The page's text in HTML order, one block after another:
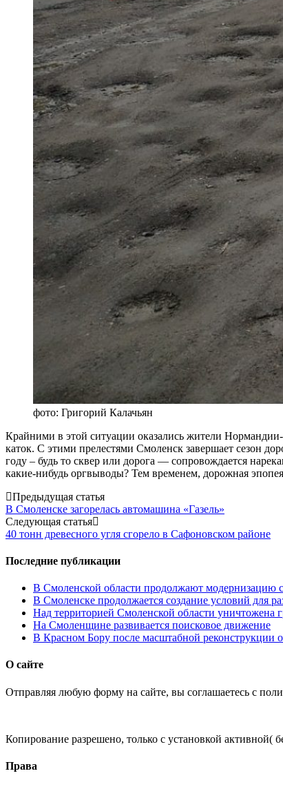
фото: Григорий Калачьян
Крайними в этой ситуации оказались жители
каток. С этими прелестями Смоленск завершает сезон
году – будь то сквер или дорога — сопровождается
какие-нибудь оргвыводы? Тем временем, дорожная
Post
navigation
Предыдущая статья
В Смоленске загорелась автомашина «Газель»
Следующая статья
40 тонн древесного угля сгорело в Сафоновском районе
Последние публикации
В Смоленской области продолжают модернизацию
В Смоленске продолжается создание условий для
Над территорией Смоленской области уничтожена
На Смоленщине развивается поисковое движение
В Красном Бору после масштабной реконструкции
О сайте
Отправляя любую форму на сайте, вы соглашаетесь с
Копирование разрешено, только с установкой активной(
Права